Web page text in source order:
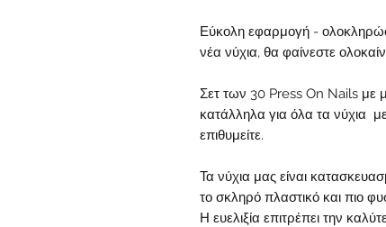
Εύκολη εφαρμογή -
νέα νύχια, θα φαίνεστε
Σετ των 30 Press On Nails με
κατάλληλα για όλα τα νύχια
επιθυμείτε.
Τα νύχια μας είναι
το σκληρό πλαστικό και πιο
Η ευελιξία επιτρέπει την